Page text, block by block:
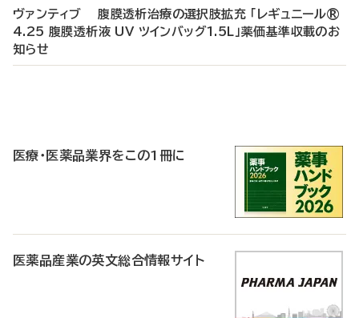
ヴァンティブ 腹膜透析治療の選択肢拡充 「レギュニール®
4.25 腹膜透析液 UV ツインバッグ1.5L」薬価基準収載のお
知らせ
医療・医薬品業界をこの1冊に
医薬品産業の英文総合情報サイト